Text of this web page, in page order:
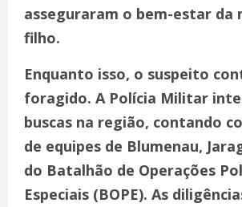
asseguraram o bem-estar da
filho.
Enquanto isso, o suspeito
foragido. A Polícia Militar
buscas na região, contando
de equipes de Blumenau,
do Batalhão de Operações
Especiais (BOPE). As